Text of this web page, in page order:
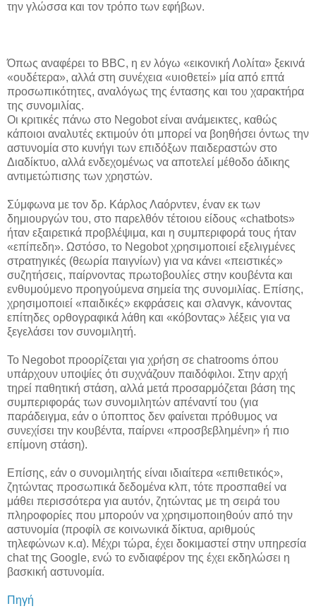
την γλώσσα και τον τρόπο των εφήβων.
Όπως αναφέρει το BBC, η εν λόγω «εικονική Λολίτα» ξεκινά
«ουδέτερα», αλλά στη συνέχεια «υιοθετεί» μία από επτά
προσωπικότητες, αναλόγως της έντασης και του χαρακτήρα
της συνομιλίας.
Οι κριτικές πάνω στο Negobot είναι ανάμεικτες, καθώς
κάποιοι αναλυτές εκτιμούν ότι μπορεί να βοηθήσει όντως την
αστυνομία στο κυνήγι των επιδόξων παιδεραστών στο
Διαδίκτυο, αλλά ενδεχομένως να αποτελεί μέθοδο άδικης
αντιμετώπισης των χρηστών.
Σύμφωνα με τον δρ. Κάρλος Λαόρντεν, έναν εκ των
δημιουργών του, στο παρελθόν τέτοιου είδους «chatbots»
ήταν εξαιρετικά προβλέψιμα, και η συμπεριφορά τους ήταν
«επίπεδη». Ωστόσο, το Negobot χρησιμοποιεί εξελιγμένες
στρατηγικές (θεωρία παιγνίων) για να κάνει «πειστικές»
συζητήσεις, παίρνοντας πρωτοβουλίες στην κουβέντα και
ενθυμούμενο προηγούμενα σημεία της συνομιλίας. Επίσης,
χρησιμοποιεί «παιδικές» εκφράσεις και σλανγκ, κάνοντας
επίτηδες ορθογραφικά λάθη και «κόβοντας» λέξεις για να
ξεγελάσει τον συνομιλητή.
Το Negobot προορίζεται για χρήση σε chatrooms όπου
υπάρχουν υποψίες ότι συχνάζουν παιδόφιλοι. Στην αρχή
τηρεί παθητική στάση, αλλά μετά προσαρμόζεται βάση της
συμπεριφοράς των συνομιλητών απέναντί του (για
παράδειγμα, εάν ο ύποπτος δεν φαίνεται πρόθυμος να
συνεχίσει την κουβέντα, παίρνει «προσβεβλημένη» ή πιο
επίμονη στάση).
Επίσης, εάν ο συνομιλητής είναι ιδιαίτερα «επιθετικός»,
ζητώντας προσωπικά δεδομένα κλπ, τότε προσπαθεί να
μάθει περισσότερα για αυτόν, ζητώντας με τη σειρά του
πληροφορίες που μπορούν να χρησιμοποιηθούν από την
αστυνομία (προφίλ σε κοινωνικά δίκτυα, αριθμούς
τηλεφώνων κ.α). Μέχρι τώρα, έχει δοκιμαστεί στην υπηρεσία
chat της Google, ενώ το ενδιαφέρον της έχει εκδηλώσει η
βασκική αστυνομία.
Πηγή